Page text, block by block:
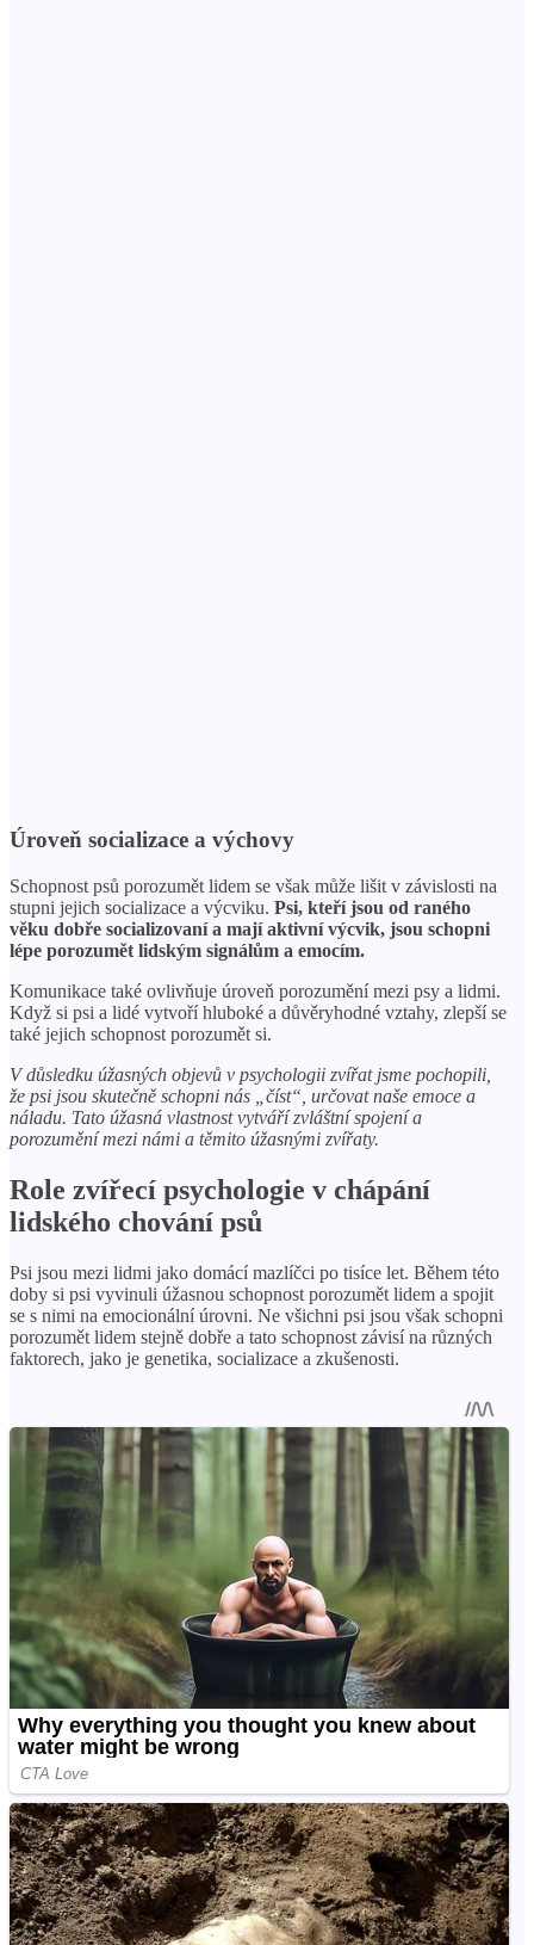
Úroveň socializace a výchovy
Schopnost psů porozumět lidem se však může lišit v závislosti na
stupni jejich socializace a výcviku. Psi, kteří jsou od raného
věku dobře socializovaní a mají aktivní výcvik, jsou schopni
lépe porozumět lidským signálům a emocím.
Komunikace také ovlivňuje úroveň porozumění mezi psy a lidmi.
Když si psi a lidé vytvoří hluboké a důvěryhodné vztahy, zlepší se
také jejich schopnost porozumět si.
V důsledku úžasných objevů v psychologii zvířat jsme pochopili,
že psi jsou skutečně schopni nás „číst“, určovat naše emoce a
náladu. Tato úžasná vlastnost vytváří zvláštní spojení a
porozumění mezi námi a těmito úžasnými zvířaty.
Role zvířecí psychologie v chápání
lidského chování psů
Psi jsou mezi lidmi jako domácí mazlíčci po tisíce let. Během této
doby si psi vyvinuli úžasnou schopnost porozumět lidem a spojit
se s nimi na emocionální úrovni. Ne všichni psi jsou však schopni
porozumět lidem stejně dobře a tato schopnost závisí na různých
faktorech, jako je genetika, socializace a zkušenosti.